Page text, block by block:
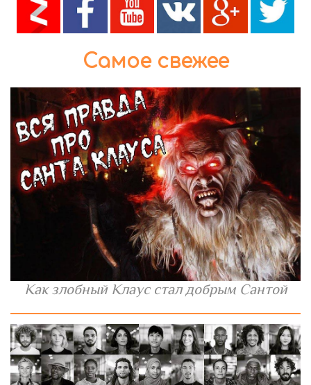
Самое свежее
Как злобный Клаус стал добрым Сантой